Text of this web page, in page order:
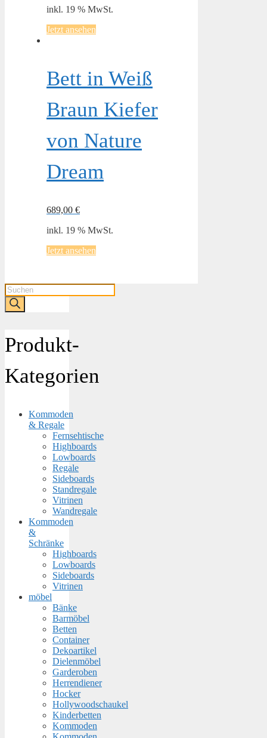
inkl. 19 % MwSt.
Jetzt ansehen
Bett in Weiß
Braun Kiefer
von Nature
Dream
689,00 €
inkl. 19 % MwSt.
Jetzt ansehen
Products
search
Produkt-
Kategorien
Kommoden
& Regale
Fernsehtische
Highboards
Lowboards
Regale
Sideboards
Standregale
Vitrinen
Wandregale
Kommoden
&
Schränke
Highboards
Lowboards
Sideboards
Vitrinen
möbel
Bänke
Barmöbel
Betten
Container
Dekoartikel
Dielenmöbel
Garderoben
Herrendiener
Hocker
Hollywoodschaukel
Kinderbetten
Kommoden